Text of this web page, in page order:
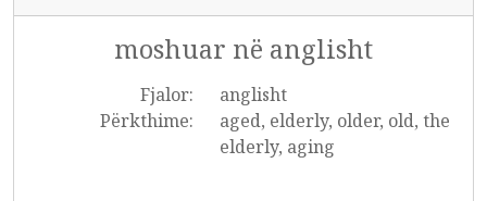
moshuar në anglisht
Fjalor:
anglisht
Përkthime:
aged, elderly, older, old, the
elderly, aging